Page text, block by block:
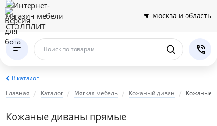
Москва и область
Поиск по товарам
В каталог
Главная
Каталог Мягкая мебель Кожаный диван Кожаные
Кожаные диваны прямые